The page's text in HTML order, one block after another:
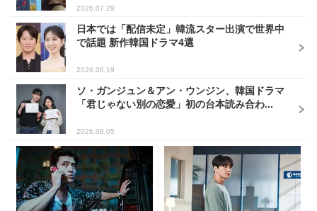
2026.07.29
日本では「配信未定」韓流スター出演で世界中
で話題 新作韓国ドラマ4選
2026.06.19
ソ・ガンジュン＆アン・ウンジン、韓国ドラマ
「君じゃない別の恋愛」初の台本読み合わ...
2026.08.05